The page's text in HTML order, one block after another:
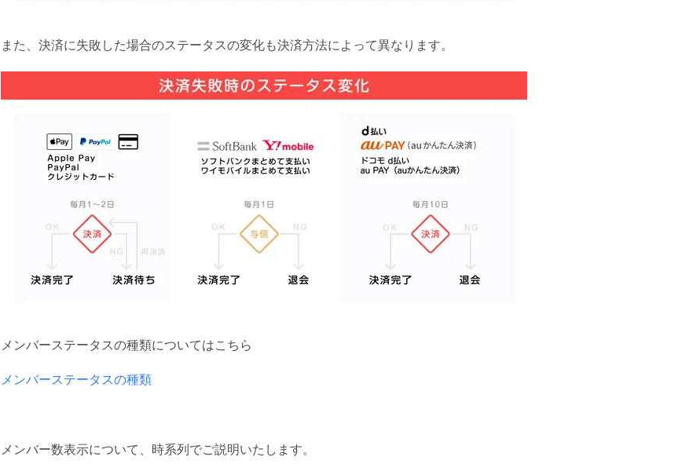
また、決済に失敗した場合のステータスの変化も決済方法によって異なります。
メンバーステータスの種類についてはこちら
メンバーステータスの種類
メンバー数表示について、時系列でご説明いたします。